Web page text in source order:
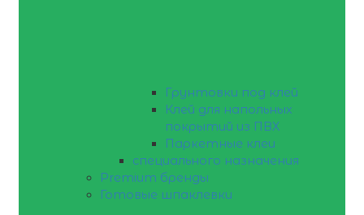
Грунтовки под клей
Клей для напольных
покрытий из ПВХ
Паркетные клеи
специального назначения
Premium бренды
Готовые шпаклевки